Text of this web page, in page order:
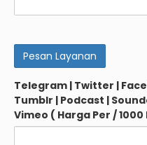
Telegram | Twitter |
Tumblr | Podcast |
Vimeo ( Harga Per / 1000